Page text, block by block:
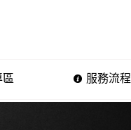
服務流程